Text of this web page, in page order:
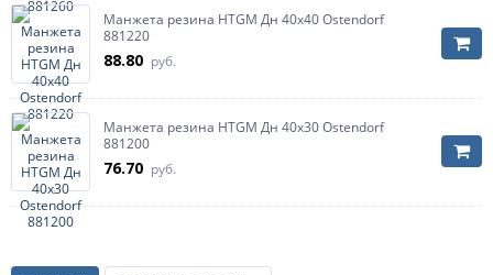
Манжета резина HTGM Дн 40х40 Ostendorf
881220
88.80 руб.
Манжета резина HTGM Дн 40х30 Ostendorf
881200
76.70 руб.